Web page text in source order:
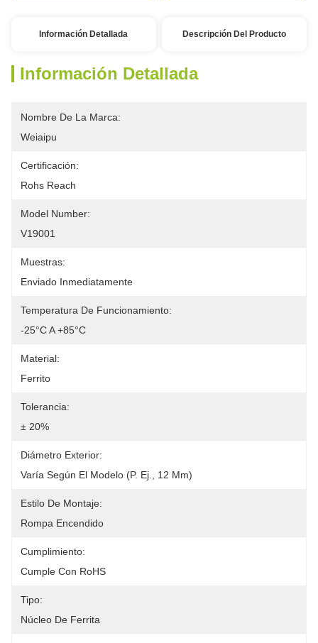
Información Detallada Descripción Del Producto
Información Detallada
Nombre De La Marca:
Weiaipu
Certificación:
Rohs Reach
Model Number:
V19001
Muestras:
Enviado Inmediatamente
Temperatura De Funcionamiento:
-25°C A +85°C
Material:
Ferrito
Tolerancia:
± 20%
Diámetro Exterior:
Varía Según El Modelo (p. Ej., 12 Mm)
Estilo De Montaje:
Rompa Encendido
Cumplimiento:
Cumple Con RoHS
Tipo:
Núcleo De Ferrita